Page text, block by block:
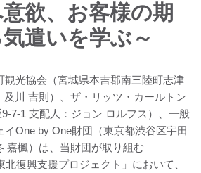
意欲、お客様の期
遣いを学ぶ～
観光協会（宮城県本吉郡南三陸町志津
及川 吉則）、ザ・リッツ・カールトン
7-1 支配人：ジョン ロルフス）、一般
イOne by One財団（東京都渋谷区宇田
嘉楓）は、当財団が取り組む
北復興支援プロジェクト」において、